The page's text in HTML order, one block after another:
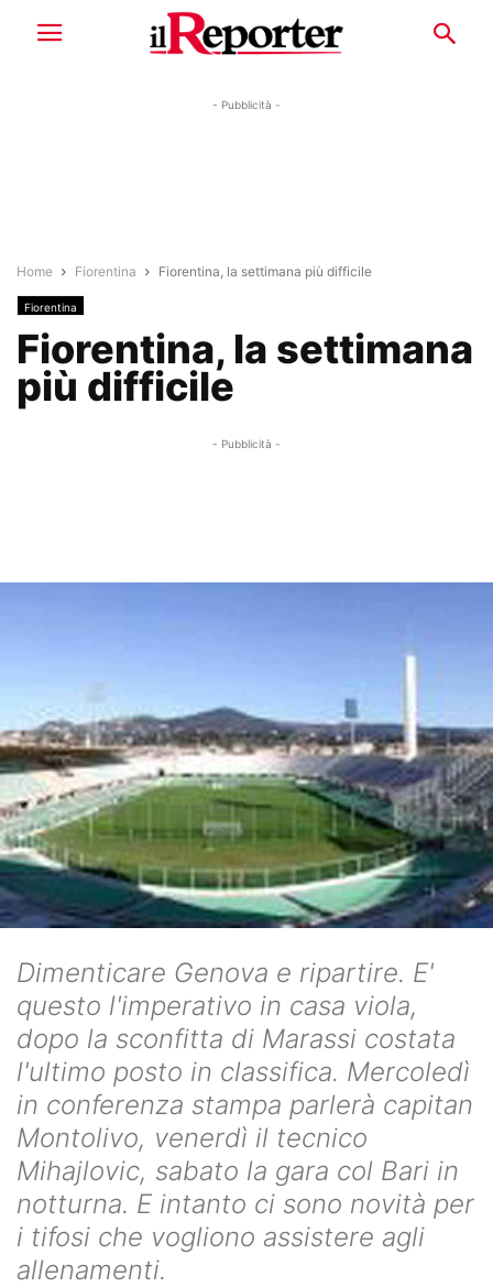
- Pubblicità -
Home Fiorentina Fiorentina, la settimana più difficile
Fiorentina
Fiorentina, la settimana
più difficile
- Pubblicità -
Dimenticare Genova e ripartire. E'
questo l'imperativo in casa viola,
dopo la sconfitta di Marassi costata
l'ultimo posto in classifica. Mercoledì
in conferenza stampa parlerà capitan
Montolivo, venerdì il tecnico
Mihajlovic, sabato la gara col Bari in
notturna. E intanto ci sono novità per
i tifosi che vogliono assistere agli
allenamenti.